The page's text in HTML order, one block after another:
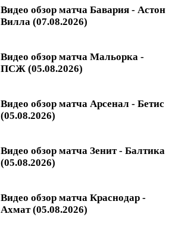
Видео обзор матча Бавария - Астон
Вилла (07.08.2026)
Видео обзор матча Мальорка -
ПСЖ (05.08.2026)
Видео обзор матча Арсенал - Бетис
(05.08.2026)
Видео обзор матча Зенит - Балтика
(05.08.2026)
Видео обзор матча Краснодар -
Ахмат (05.08.2026)